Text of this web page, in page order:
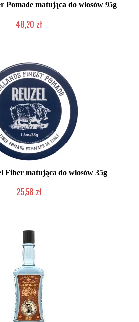
Pomade matująca do włosów 95g
48,20 zł
Fiber matująca do włosów 35g
25,58 zł